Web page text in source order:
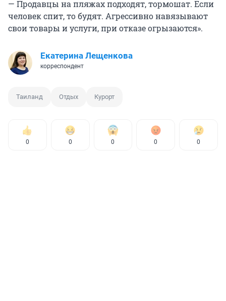
— Продавцы на пляжах подходят, тормошат. Если
человек спит, то будят. Агрессивно навязывают
свои товары и услуги, при отказе огрызаются».
Екатерина Лещенкова
корреспондент
Таиланд Отдых Курорт
0 0 0 0 0